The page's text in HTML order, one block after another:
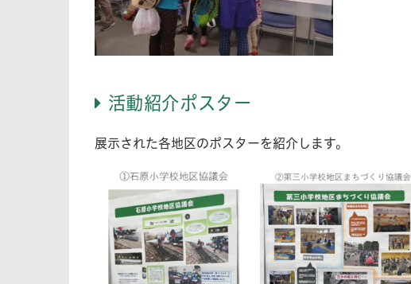
活動紹介ポスター
展示された各地区のポスターを紹介します。